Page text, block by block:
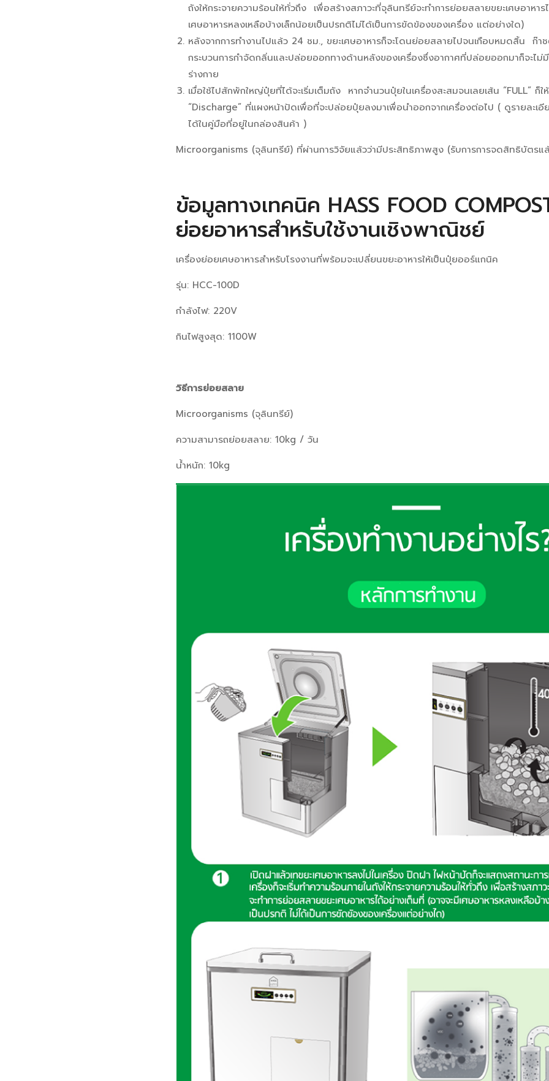
ถังให้กระจายความร้อนให้ทั่วถึง เพื่อสร้างสภาวะที่จุลินทรีย์จะทำการย่อยสลายขยะเศษอาหา
เศษอาหารหลงเหลือบ้างเล็กน้อยเป็นปรกติไม่ได้เป็นการขัดข้องของเครื่อง แต่อย่างใด)
หลังจากการทำงานไปแล้ว 24 ชม., ขยะเศษอาหารก็จะโดนย่อยสลายไปจนเกือบหมดสิ้น ก๊าช
กระบวนการกำจัดกลิ่นและปล่อยออกทางด้านหลังของเครื่องซึ่งอากาศที่ปล่อยออกมาก็จะไ
ร่างกาย
เมื่อใช้ไปสักพักใหญ่ปุ๋ยที่ได้จะเริ่มเต็มถัง หากจำนวนปุ๋ยในเครื่องสะสมจนเลยเส้น “FULL” ก็ใ
“Discharge” ที่แผงหน้าปัดเพื่อที่จะปล่อยปุ๋ยลงมาเพื่อนำออกจากเครื่องต่อไป ( ดูรายละเ
ได้ในคู่มือที่อยู่ในกล่องสินค้า )
Microorganisms (จุลินทรีย์) ที่ผ่านการวิจัยแล้วว่ามีประสิทธิภาพสูง (รับการการจดสิทธิบัตรแ
ข้อมูลทางเทคนิค HASS FOOD
ย่อยอาหารสำหรับใช้งานเชิงพาณิชย์
เครื่องย่อยเศษอาหารสำหรับโรงงานที่พร้อมจะเปลี่ยนขยะอาหารให้เป็นปุ๋ยออร์แกนิค
รุ่น: HCC-100D
กำลังไฟ: 220V
กินไฟสูงสุด: 1100W
วิธีการย่อยสลาย
Microorganisms (จุลินทรีย์)
ความสามารถย่อยสลาย: 10kg / วัน
น้ำหนัก: 10kg